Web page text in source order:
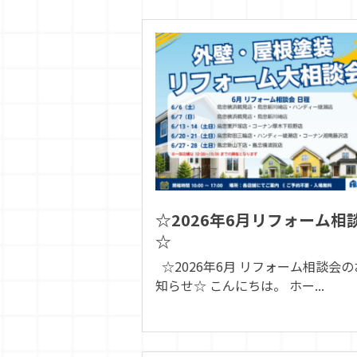
☆2026年6月リフォーム相
☆
☆2026年6月 リフォーム相談会の
知らせ☆ こんにちは。 ホー...